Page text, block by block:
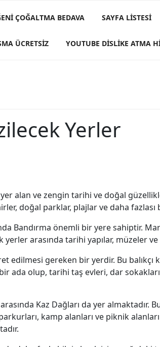
ÇOĞALTMA BEDAVA SAYFA LISTESI
ÜCRETSIZ YOUTUBE DISLIKE ATMA
Yerler
yer alan ve zengin tarihi ve doğal
doğal parklar, plajlar ve daha
Bandırma önemli bir yere sahiptir.
arasında tarihi yapılar, müzeler
edilmesi gereken bir yerdir. Bu balıkçı
ada olup, tarihi taş evleri, dar
Kaz Dağları da yer almaktadır.
kamp alanları ve piknik